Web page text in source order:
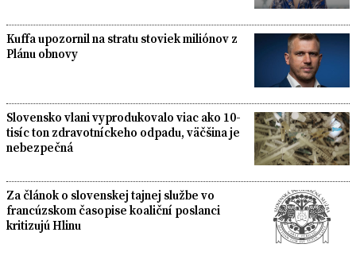
Kuffa upozornil na stratu stoviek miliónov z
Plánu obnovy
Slovensko vlani vyprodukovalo viac ako 10-
tisíc ton zdravotníckeho odpadu, väčšina je
nebezpečná
Za článok o slovenskej tajnej službe vo
francúzskom časopise koaliční poslanci
kritizujú Hlinu